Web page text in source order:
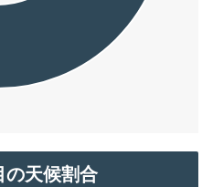
の天候割合